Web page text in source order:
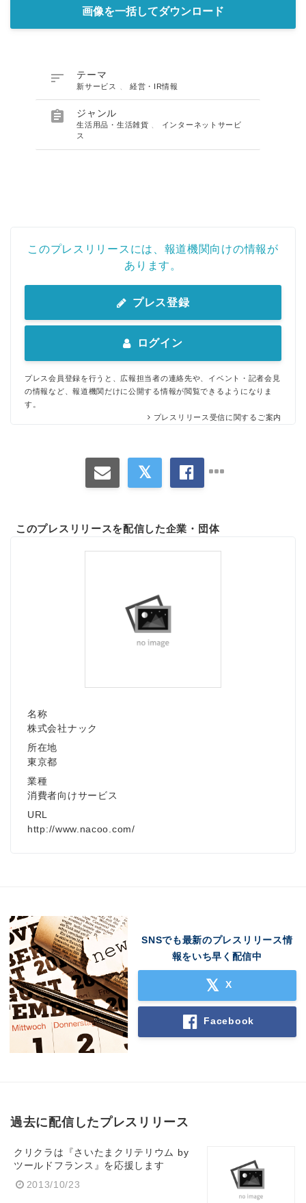
画像を一括してダウンロード
 テーマ
新サービス 経営・IR情報
 ジャンル
生活用品・生活雑貨
インターネットサービ
ス
このプレスリリースには、報道機関向けの情報が
あります。
プレス登録
ログイン
プレス会員登録を行うと、広報担当者の連絡先や、イベント・記者会見
の情報など、報道機関だけに公開する情報が閲覧できるようになりま
す。
プレスリリース受信に関するご案内
このプレスリリースを配信した企業・団体
名称
株式会社ナック
所在地
東京都
業種
消費者向けサービス
URL
http://www.nacoo.com/
SNSでも最新のプレスリリース情
報をいち早く配信中
X
Facebook
過去に配信したプレスリリース
クリクラは『さいたまクリテリウム by
ツールドフランス』を応援します
2013/10/23